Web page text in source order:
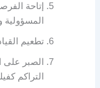
إتاحة
المسؤولية
تطعيم
الصبر على
التراكم